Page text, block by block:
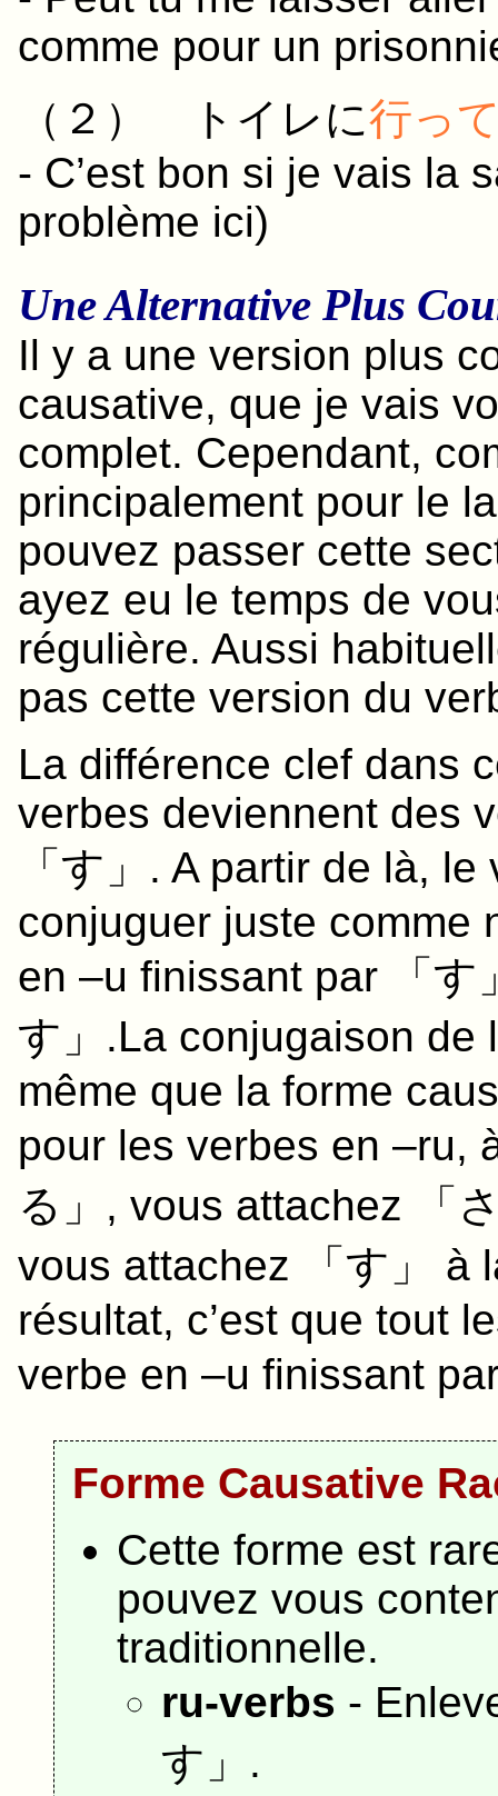
comme pour un
（２）
トイレに行っ
- C’est bon si je vais la
problème ici)
Une Alternative Plus
Il y a une version plus
causative, que je vais
complet. Cependant,
principalement pour le
pouvez passer cette
ayez eu le temps de
régulière. Aussi
pas cette version du
La différence clef dans
verbes deviennent des
「す」. A partir de là,
conjuguer juste comme
en –u finissant par 「す
す 」.La conjugaison
même que la forme
pour les verbes en –ru,
る」, vous attachez 「
vous attachez 「す」 à
résultat, c’est que tout
verbe en –u finissant
Forme Causative
Cette forme est
pouvez vous
traditionnelle.
ru-verbs -
す」.